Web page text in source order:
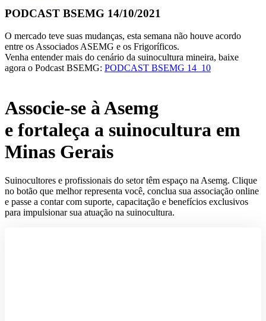
PODCAST BSEMG 14/10/2021
O mercado teve suas mudanças, esta semana não houve acordo
entre os Associados ASEMG e os Frigoríficos.
Venha entender mais do cenário da suinocultura mineira, baixe
agora o Podcast BSEMG: PODCAST BSEMG 14_10
Associe-se à Asemg
e fortaleça a suinocultura em
Minas Gerais
Suinocultores e profissionais do setor têm espaço na Asemg. Clique
no botão que melhor representa você, conclua sua associação online
e passe a contar com suporte, capacitação e benefícios exclusivos
para impulsionar sua atuação na suinocultura.